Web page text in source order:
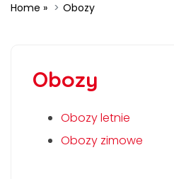
Home » Obozy
Obozy
Obozy letnie
Obozy zimowe